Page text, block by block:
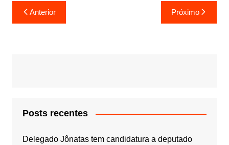
Navegação
de
Anterior Próximo
Posts recentes
Delegado Jônatas tem candidatura a deputado